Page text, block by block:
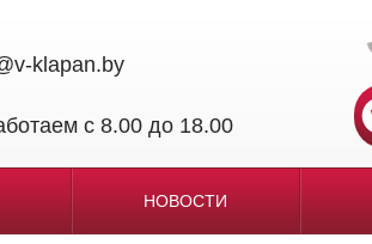
klapan.by
с 8.00 до 18.00
НОВОСТИ